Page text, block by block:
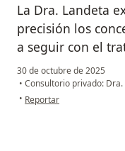
La Dra. Landeta
precisión los
a seguir con el
30 de octubre de 2025
• Consultorio privado: Dra.
• en opinión del usuario
Reportar